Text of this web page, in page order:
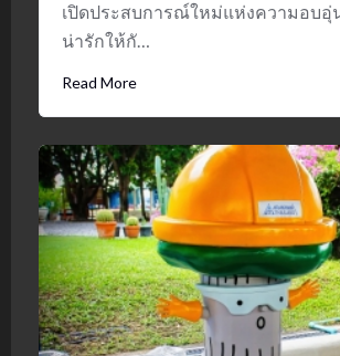
เปิดประสบการณ์ใหม่แห่งความอบอุ่
น่ารักให้กั…
Read More